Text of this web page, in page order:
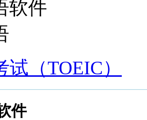
软件
试（TOEIC）
件